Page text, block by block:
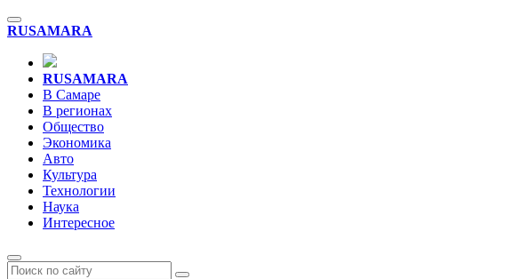
RUSAMARA
RUSAMARA
В Самаре
В регионах
Общество
Экономика
Авто
Культура
Технологии
Наука
Интересное